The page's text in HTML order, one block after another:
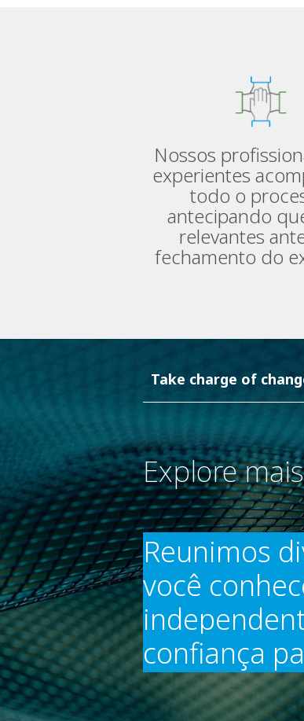
Nossos
experientes
todo o
antecipando
relevantes
fechamento do
Take charge of
Explore
Reunimos
você
confiança